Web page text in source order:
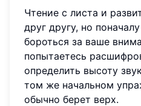
Чтение с листа и
друг другу, но
бороться за ваше
попытаетесь
определить высоту
том же начальном
обычно берет верх.